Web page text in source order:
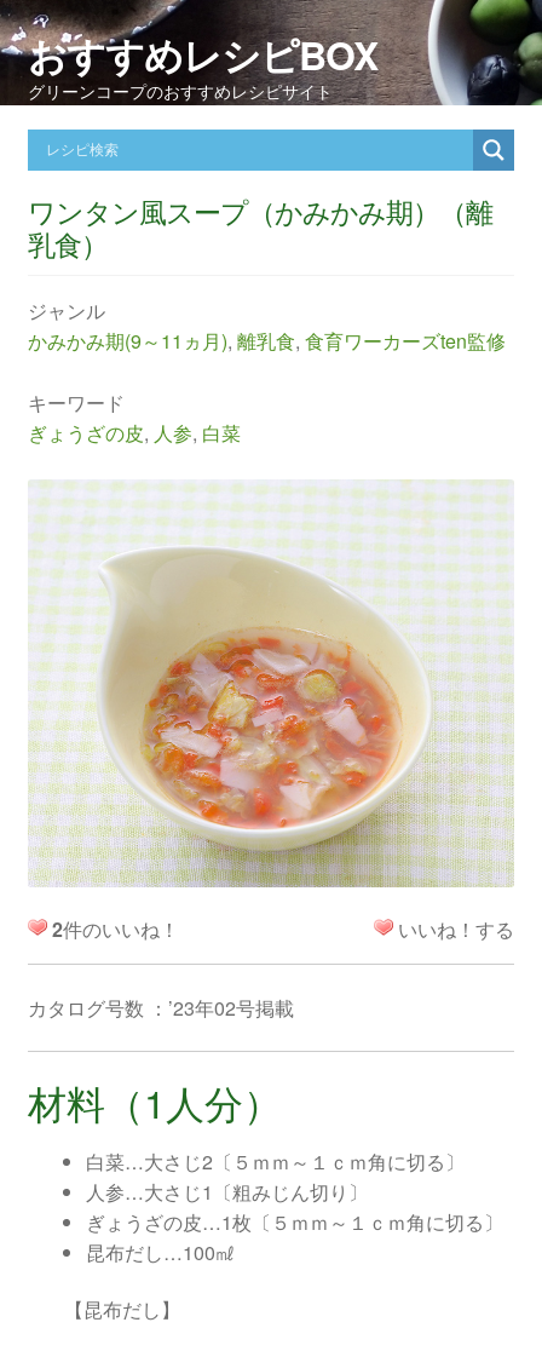
おすすめレシピBOX
グリーンコープのおすすめレシピサイト
ワンタン風スープ（かみかみ期）（離
乳食）
ジャンル
かみかみ期(9～11ヵ月), 離乳食, 食育ワーカーズten監修
キーワード
ぎょうざの皮, 人参, 白菜
2件のいいね！ いいね！する
カタログ号数 ：’23年02号掲載
材料（1人分）
白菜…大さじ2〔５ｍｍ～１ｃｍ角に切る〕
人参…大さじ1〔粗みじん切り〕
ぎょうざの皮…1枚〔５ｍｍ～１ｃｍ角に切る〕
昆布だし…100㎖
【昆布だし】